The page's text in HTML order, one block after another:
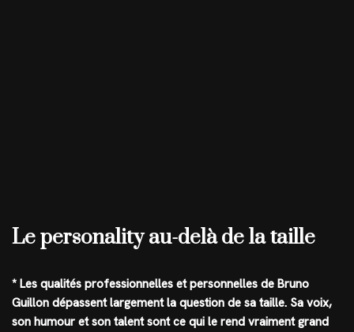
Le personality au-delà de la taille
* Les qualités professionnelles et personnelles de Bruno
Guillon dépassent largement la question de sa taille. Sa voix,
son humour et son talent sont ce qui le rend vraiment grand